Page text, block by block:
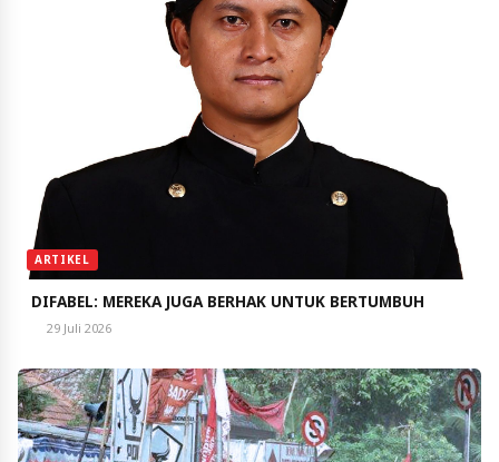
ARTIKEL
DIFABEL: MEREKA JUGA BERHAK UNTUK BERTUMBUH
29 Juli 2026